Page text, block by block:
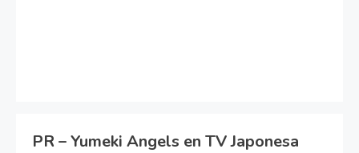
PR – Yumeki Angels en TV Japonesa